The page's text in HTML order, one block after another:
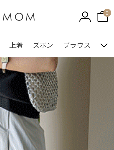
0
上着 ズボン ブラウス ワ